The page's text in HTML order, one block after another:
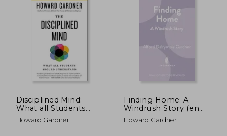
Disciplined Mind:
What all Students
Should Understand
(en Inglés)
Howard Gardner
Finding Home: A
Windrush Story (en
Inglés)
Howard Gardner